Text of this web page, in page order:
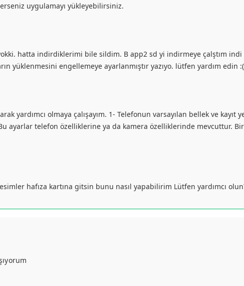
uygulamayı yükleyebilirsiniz.
hatta indirdiklerimi bile sildim. B app2 sd yi indirmeye çalştım indi
yüklenmesini engellemeye ayarlanmıştır yazıyo. lütfen yardım edin :(
olmaya çalışayım. 1- Telefonun varsayılan bellek ve kayıt
ayarlar telefon özelliklerine ya da kamera özelliklerinde mevcuttur.
hafıza kartına gitsin bunu nasıl yapabilirim Lütfen yardımcı